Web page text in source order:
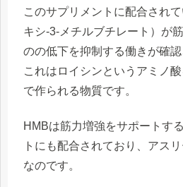
このサプリメントに配合され
キシ-3-メチルブチレート）が
のの低下を抑制する働きが確認
これはロイシンというアミノ
で作られる物質です。
HMBは筋力増強をサポートす
トにも配合されており、アス
なのです。